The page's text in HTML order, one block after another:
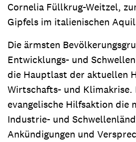
Cornelia Füllkrug-Weitzel,
Gipfels im italienischen
Die ärmsten
Entwicklungs- und
die Hauptlast der aktuellen
Wirtschafts- und
evangelische Hilfsaktion die
Industrie- und
Ankündigungen und